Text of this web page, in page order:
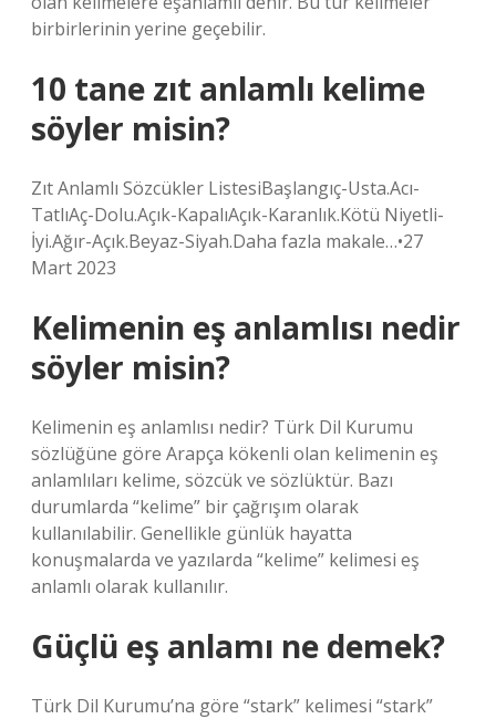
birbirlerinin yerine geçebilir.
10 tane zıt anlamlı kelime
söyler misin?
Zıt Anlamlı Sözcükler ListesiBaşlangıç-Usta.Acı-
TatlıAç-Dolu.Açık-KapalıAçık-Karanlık.Kötü Niyetli-
İyi.Ağır-Açık.Beyaz-Siyah.Daha fazla makale…•27
Mart 2023
Kelimenin eş anlamlısı nedir
söyler misin?
Kelimenin eş anlamlısı nedir? Türk Dil Kurumu
sözlüğüne göre Arapça kökenli olan kelimenin eş
anlamlıları kelime, sözcük ve sözlüktür. Bazı
durumlarda “kelime” bir çağrışım olarak
kullanılabilir. Genellikle günlük hayatta
konuşmalarda ve yazılarda “kelime” kelimesi eş
anlamlı olarak kullanılır.
Güçlü eş anlamı ne demek?
Türk Dil Kurumu’na göre “stark” kelimesi “stark”